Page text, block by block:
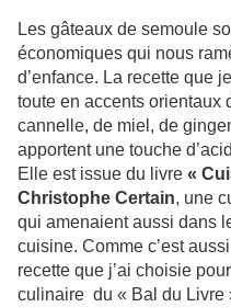
Les gâteaux de semoule
économiques qui nous
d’enfance. La recette que
toute en accents orientaux
cannelle, de miel, de
apportent une touche
Elle est issue du livre «
Christophe Certain, une
qui amenaient aussi dans
cuisine. Comme c’est
recette que j’ai choisie
culinaire du « Bal du Livre